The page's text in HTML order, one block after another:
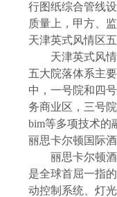
行图纸综合管线
质量上，甲方、
天津英式风情区
天津英式风情
五大院落体系主
中，一号院和四
务商业区，三号
bim等多项技术的
丽思卡尔顿国际
丽思卡尔顿酒
是全球首屈一指
动控制系统、灯